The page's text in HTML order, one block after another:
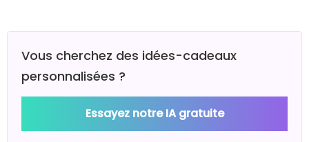
Vous cherchez des idées-cadeaux
personnalisées ?
Essayez notre IA gratuite